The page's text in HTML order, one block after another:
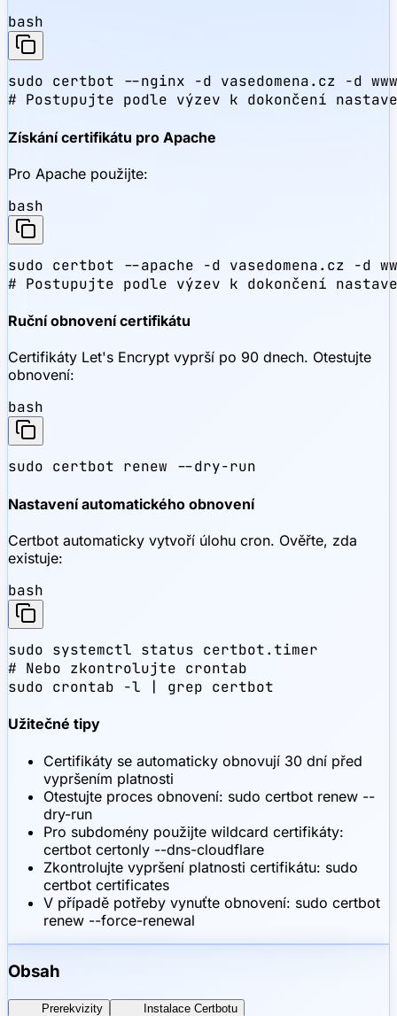
bash
sudo certbot --nginx -d vasedomena.cz -d
# Postupujte podle výzev k dokončení
Získání certifikátu pro Apache
Pro Apache použijte:
bash
sudo certbot --apache -d vasedomena.cz -d
# Postupujte podle výzev k dokončení
Ruční obnovení certifikátu
Certifikáty Let's Encrypt vyprší po 90 dnech. Otestujte
obnovení:
bash
sudo certbot renew --dry-run
Nastavení automatického obnovení
Certbot automaticky vytvoří úlohu cron. Ověřte, zda
existuje:
bash
sudo systemctl status certbot.timer
# Nebo zkontrolujte crontab
sudo crontab -l | grep certbot
Užitečné tipy
Certifikáty se automaticky obnovují 30 dní před
vypršením platnosti
Otestujte proces obnovení: sudo certbot renew --
dry-run
Pro subdomény použijte wildcard certifikáty:
certbot certonly --dns-cloudflare
Zkontrolujte vypršení platnosti certifikátu: sudo
certbot certificates
V případě potřeby vynuťte obnovení: sudo certbot
renew --force-renewal
Obsah
Prerekvizity
Instalace Certbotu